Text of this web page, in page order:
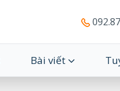
Bài viết